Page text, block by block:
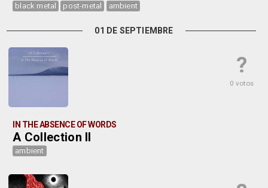
black metal post-metal ambient
01 DE SEPTIEMBRE
?
0 votos
IN THE ABSENCE OF WORDS
A Collection II
ambient